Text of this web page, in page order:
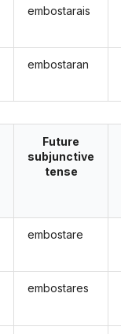
embostarais
embostaran
Future
subjunctive
tense
embostare
embostares